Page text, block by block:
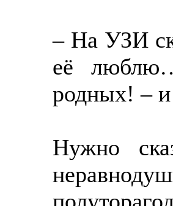
– На УЗИ
её
родных! – и
Нужно